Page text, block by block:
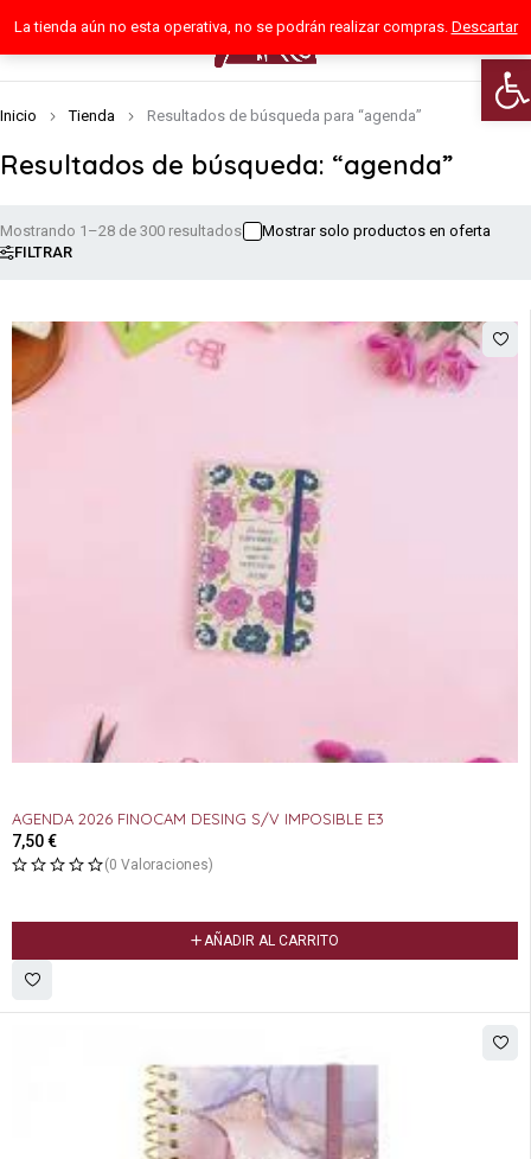
La tienda aún no esta operativa, no se podrán realizar compras. Descartar
0
Resultados de búsqueda: “agenda”
Inicio Tienda Resultados de búsqueda para “agenda”
FILTRAR
Mostrando 1–28 de 300 resultados Mostrar solo productos en oferta
AGENDA 2026 FINOCAM DESING S/V IMPOSIBLE E3
7,50€
(0 Valoraciones)
AÑADIR AL CARRITO